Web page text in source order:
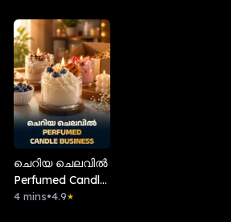
ചെറിയ ചെലവിൽ
Perfumed Candle
Business
4 mins•4.9★